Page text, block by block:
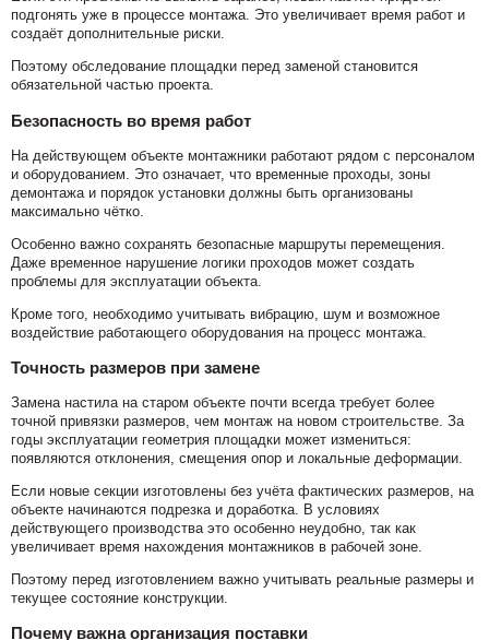
подгонять уже в процессе монтажа. Это увеличивает время работ и
создаёт дополнительные риски.
Поэтому обследование площадки перед заменой становится
обязательной частью проекта.
Безопасность во время работ
На действующем объекте монтажники работают рядом с персоналом
и оборудованием. Это означает, что временные проходы, зоны
демонтажа и порядок установки должны быть организованы
максимально чётко.
Особенно важно сохранять безопасные маршруты перемещения.
Даже временное нарушение логики проходов может создать
проблемы для эксплуатации объекта.
Кроме того, необходимо учитывать вибрацию, шум и возможное
воздействие работающего оборудования на процесс монтажа.
Точность размеров при замене
Замена настила на старом объекте почти всегда требует более
точной привязки размеров, чем монтаж на новом строительстве. За
годы эксплуатации геометрия площадки может измениться:
появляются отклонения, смещения опор и локальные деформации.
Если новые секции изготовлены без учёта фактических размеров, на
объекте начинаются подрезка и доработка. В условиях
действующего производства это особенно неудобно, так как
увеличивает время нахождения монтажников в рабочей зоне.
Поэтому перед изготовлением важно учитывать реальные размеры и
текущее состояние конструкции.
Почему важна организация поставки